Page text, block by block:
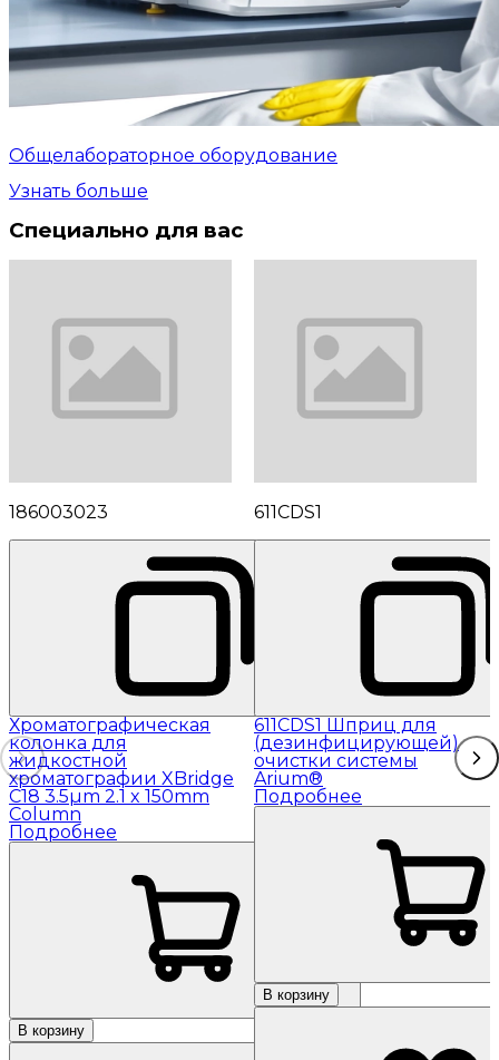
Общелабораторное оборудование
Узнать больше
Специально для вас
186003023
Хроматографическая
колонка для
жидкостной
хроматографии XBridge
C18 3.5µm 2.1 x 150mm
Column
Подробнее
В корзину
611CDS1
611CDS1 Шприц для
(дезинфицирующей)
очистки системы
Arium®
Подробнее
В корзину